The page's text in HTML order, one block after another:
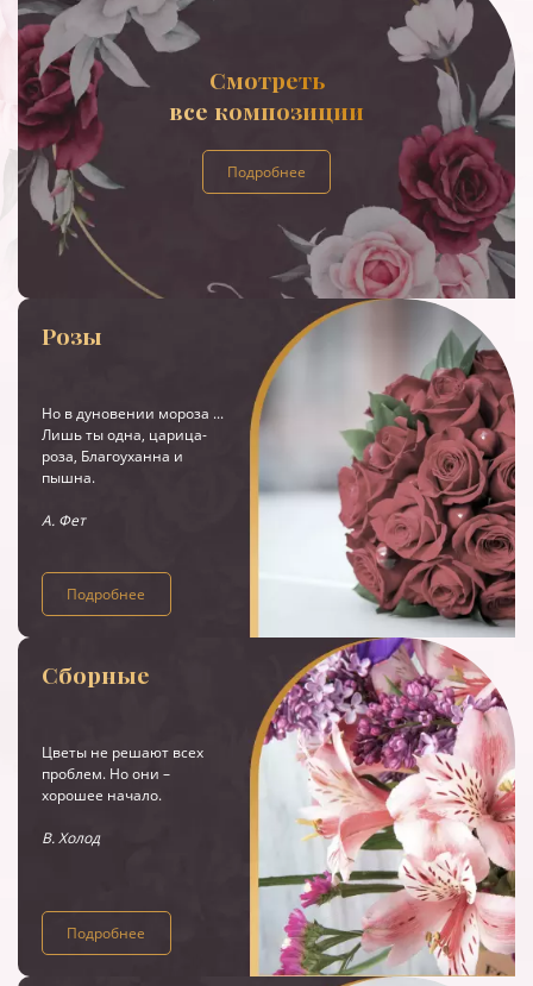
Смотреть
все композиции
Подробнее
Розы
Но в дуновении мороза ...
Лишь ты одна, царица-
роза, Благоуханна и
пышна.
А. Фет
Подробнее
Сборные
Цветы не решают всех
проблем. Но они –
хорошее начало.
В. Холод
Подробнее